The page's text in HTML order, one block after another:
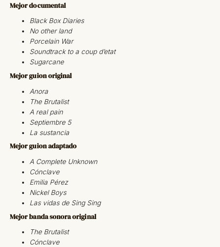
Mejor documental
Black Box Diaries
No other land
Porcelain War
Soundtrack to a coup d’etat
Sugarcane
Mejor guion original
Anora
The Brutalist
A real pain
Septiembre 5
La sustancia
Mejor guion adaptado
A Complete Unknown
Cónclave
Emilia Pérez
Nickel Boys
Las vidas de Sing Sing
Mejor banda sonora original
The Brutalist
Cónclave